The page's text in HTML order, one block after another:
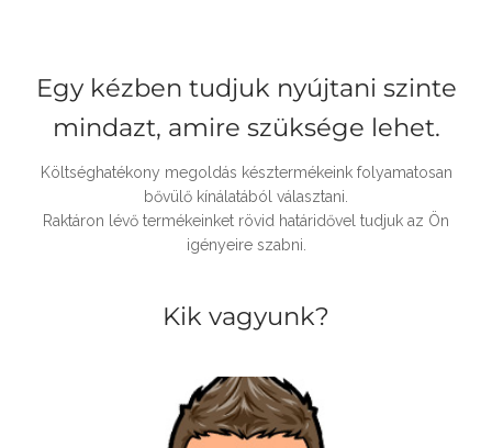
Egy kézben tudjuk nyújtani szinte
mindazt, amire szüksége lehet.
Költséghatékony megoldás késztermékeink folyamatosan
bővülő kínálatából választani.
Raktáron lévő termékeinket rövid határidővel tudjuk az Ön
igényeire szabni.
Kik vagyunk?